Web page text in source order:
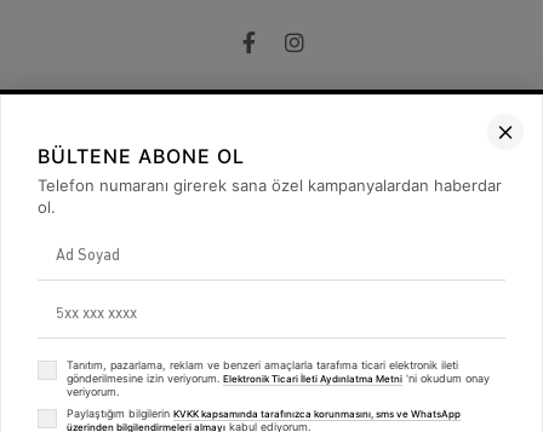
Kurumsal
Hakkımızda
KVKK
ETK Bilgilendirme Metni
Müşteri İlişkileri
Müşteri Destek
Kargo & Teslimat
Sipariş İşlemleri
BÜLTENE ABONE OL
Telefon numaranı girerek sana özel kampanyalardan haberdar
ol.
Tanıtım, pazarlama, reklam ve benzeri amaçlarla tarafıma ticari elektronik ileti
gönderilmesine izin veriyorum. Elektronik Ticari İleti Aydınlatma Metni 'ni okudum onay
veriyorum.
Paylaştığım bilgilerin KVKK kapsamında tarafınızca korunmasını, sms ve WhatsApp
üzerinden bilgilendirmeleri almayı kabul ediyorum.